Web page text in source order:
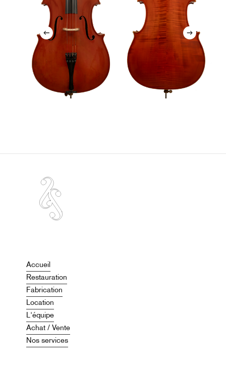
Accueil
Restauration
Fabrication
Location
L'équipe
Achat / Vente
Nos services